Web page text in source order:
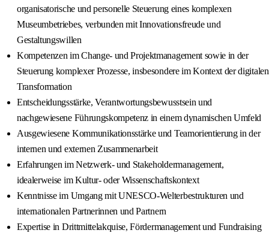
organisatorische und personelle Steuerung eines komplexen
Museumbetriebes, verbunden mit Innovationsfreude und
Gestaltungswillen
Kompetenzen im Change- und Projektmanagement sowie in der
Steuerung komplexer Prozesse, insbesondere im Kontext der digitalen
Transformation
Entscheidungsstärke, Verantwortungsbewusstsein und
nachgewiesene Führungskompetenz in einem dynamischen Umfeld
Ausgewiesene Kommunikationsstärke und Teamorientierung in der
internen und externen Zusammenarbeit
Erfahrungen im Netzwerk- und Stakeholdermanagement,
idealerweise im Kultur- oder Wissenschaftskontext
Kenntnisse im Umgang mit UNESCO-Welterbestrukturen und
internationalen Partnerinnen und Partnern
Expertise in Drittmittelakquise, Fördermanagement und Fundraising